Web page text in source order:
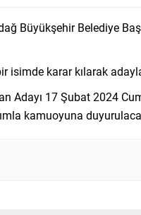
Büyükşehir Belediye
isimde karar kılarak
17 Şubat 2024
kamuoyuna